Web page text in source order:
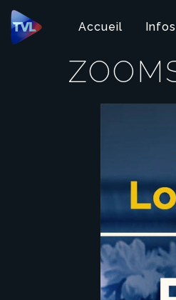
Panneau de gestion des
Accueil